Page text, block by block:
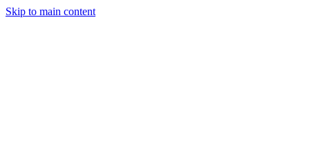
Skip to main content